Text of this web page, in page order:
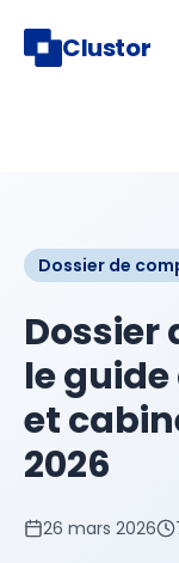
Clustor
Dossier de
Dossier
le guide
et
2026
26 mars 2026